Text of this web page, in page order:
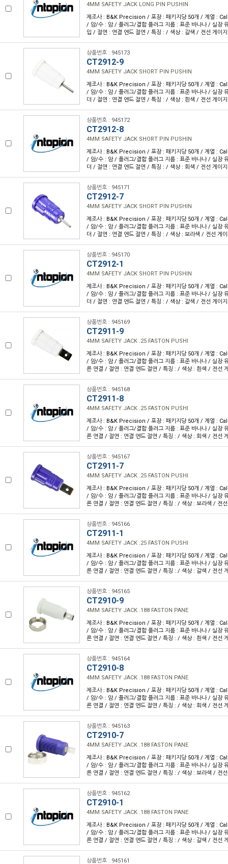
4MM SAFETY JACK LONG PIN PUSHIN
제조사 : B&K Precision / 포장 : 패키지당 50개 / 계열 :
/ 암/수 : 암 / 플러그/결합 플러그 지름 : 표준 바나나 / 실장
입 / 절연 : 연결 엔드 절연 / 특징 : / 색상 : 갈색 / 전선 게이
상품번호 : 945173
CT2912-9
4MM SAFETY JACK SHORT PIN PUSHIN
제조사 : B&K Precision / 포장 : 패키지당 50개 / 계열 :
/ 암/수 : 암 / 플러그/결합 플러그 지름 : 표준 바나나 / 실장
더 / 절연 : 연결 엔드 절연 / 특징 : / 색상 : 흰색 / 전선 게이
상품번호 : 945172
CT2912-8
4MM SAFETY JACK SHORT PIN PUSHIN
제조사 : B&K Precision / 포장 : 패키지당 50개 / 계열 :
/ 암/수 : 암 / 플러그/결합 플러그 지름 : 표준 바나나 / 실장
더 / 절연 : 연결 엔드 절연 / 특징 : / 색상 : 회색 / 전선 게이
상품번호 : 945171
CT2912-7
4MM SAFETY JACK SHORT PIN PUSHIN
제조사 : B&K Precision / 포장 : 패키지당 50개 / 계열 :
/ 암/수 : 암 / 플러그/결합 플러그 지름 : 표준 바나나 / 실장
더 / 절연 : 연결 엔드 절연 / 특징 : / 색상 : 보라색 / 전선 게
상품번호 : 945170
CT2912-1
4MM SAFETY JACK SHORT PIN PUSHIN
제조사 : B&K Precision / 포장 : 패키지당 50개 / 계열 :
/ 암/수 : 암 / 플러그/결합 플러그 지름 : 표준 바나나 / 실장
더 / 절연 : 연결 엔드 절연 / 특징 : / 색상 : 갈색 / 전선 게이
상품번호 : 945169
CT2911-9
4MM SAFETY JACK .25 FASTON PUSHI
제조사 : B&K Precision / 포장 : 패키지당 50개 / 계열 :
/ 암/수 : 암 / 플러그/결합 플러그 지름 : 표준 바나나 / 실장
른 연결 / 절연 : 연결 엔드 절연 / 특징 : / 색상 : 흰색 / 전선
상품번호 : 945168
CT2911-8
4MM SAFETY JACK .25 FASTON PUSHI
제조사 : B&K Precision / 포장 : 패키지당 50개 / 계열 :
/ 암/수 : 암 / 플러그/결합 플러그 지름 : 표준 바나나 / 실장
른 연결 / 절연 : 연결 엔드 절연 / 특징 : / 색상 : 회색 / 전선
상품번호 : 945167
CT2911-7
4MM SAFETY JACK .25 FASTON PUSHI
제조사 : B&K Precision / 포장 : 패키지당 50개 / 계열 :
/ 암/수 : 암 / 플러그/결합 플러그 지름 : 표준 바나나 / 실장
른 연결 / 절연 : 연결 엔드 절연 / 특징 : / 색상 : 보라색 / 전
상품번호 : 945166
CT2911-1
4MM SAFETY JACK .25 FASTON PUSHI
제조사 : B&K Precision / 포장 : 패키지당 50개 / 계열 :
/ 암/수 : 암 / 플러그/결합 플러그 지름 : 표준 바나나 / 실장
른 연결 / 절연 : 연결 엔드 절연 / 특징 : / 색상 : 갈색 / 전선
상품번호 : 945165
CT2910-9
4MM SAFETY JACK .188 FASTON PANE
제조사 : B&K Precision / 포장 : 패키지당 50개 / 계열 :
/ 암/수 : 암 / 플러그/결합 플러그 지름 : 표준 바나나 / 실장
른 연결 / 절연 : 연결 엔드 절연 / 특징 : / 색상 : 흰색 / 전선
상품번호 : 945164
CT2910-8
4MM SAFETY JACK .188 FASTON PANE
제조사 : B&K Precision / 포장 : 패키지당 50개 / 계열 :
/ 암/수 : 암 / 플러그/결합 플러그 지름 : 표준 바나나 / 실장
른 연결 / 절연 : 연결 엔드 절연 / 특징 : / 색상 : 회색 / 전선
상품번호 : 945163
CT2910-7
4MM SAFETY JACK .188 FASTON PANE
제조사 : B&K Precision / 포장 : 패키지당 50개 / 계열 :
/ 암/수 : 암 / 플러그/결합 플러그 지름 : 표준 바나나 / 실장
른 연결 / 절연 : 연결 엔드 절연 / 특징 : / 색상 : 보라색 / 전
상품번호 : 945162
CT2910-1
4MM SAFETY JACK .188 FASTON PANE
제조사 : B&K Precision / 포장 : 패키지당 50개 / 계열 :
/ 암/수 : 암 / 플러그/결합 플러그 지름 : 표준 바나나 / 실장
른 연결 / 절연 : 연결 엔드 절연 / 특징 : / 색상 : 갈색 / 전선
상품번호 : 945161